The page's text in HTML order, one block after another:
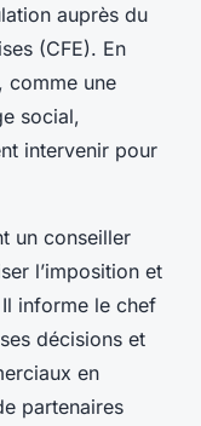
auprès du
(CFE). En
comme une
social,
intervenir pour
un conseiller
l’imposition et
informe le chef
décisions et
en
partenaires